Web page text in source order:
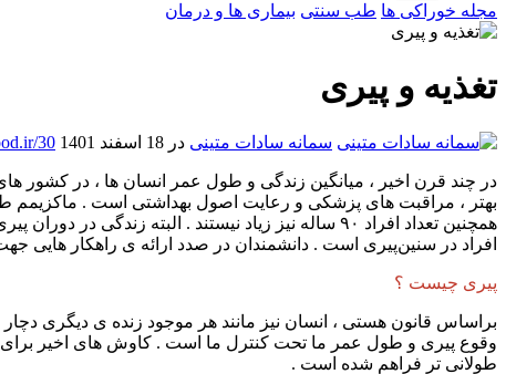
مجله خوراکی ها طب سنتی بیماری ها و درمان
تغذیه و پیری
سمانه سادات متینی در 18 اسفند 1401 30
همچنین تعداد افراد ۹۰ ساله نیز زیاد نیستند .
افراد در سنین‌پیری است . دانشمندان در صدد ارائه ی راهکار هایی
پیری چیست ؟
براساس قانون هستی ، انسان نیز مانند هر موجود زنده ی دیگری
وقوع پیری و طول عمر ما تحت کنترل ما است . کاوش های اخیر برای
طولانی تر فراهم شده است .